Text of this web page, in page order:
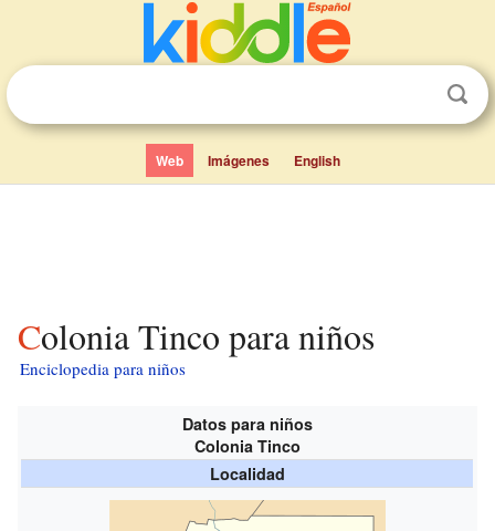
Web Imágenes English
Colonia Tinco para niños
Enciclopedia para niños
Datos para niños
Colonia Tinco
Localidad